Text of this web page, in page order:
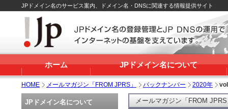
JPドメイン名のサービス案内、ドメイン名・DNSに関連する情報提供サイト
ホーム JPドメイン名について
HOME メールマガジン「FROM JPRS」 バックナンバー 2020年
メールマガジン「FROM
JPドメイン名について